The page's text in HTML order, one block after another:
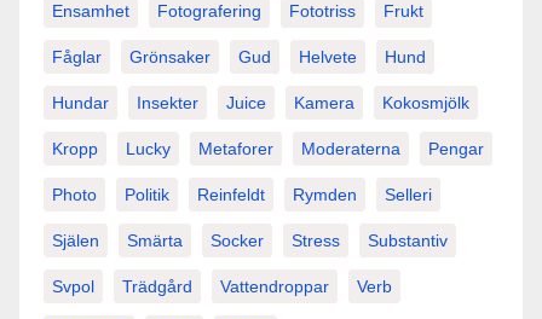
Ensamhet Fotografering Fototriss Frukt
Fåglar Grönsaker Gud Helvete Hund
Hundar Insekter Juice Kamera Kokosmjölk
Kropp Lucky Metaforer Moderaterna Pengar
Photo Politik Reinfeldt Rymden Selleri
Själen Smärta Socker Stress Substantiv
Svpol Trädgård Vattendroppar Verb